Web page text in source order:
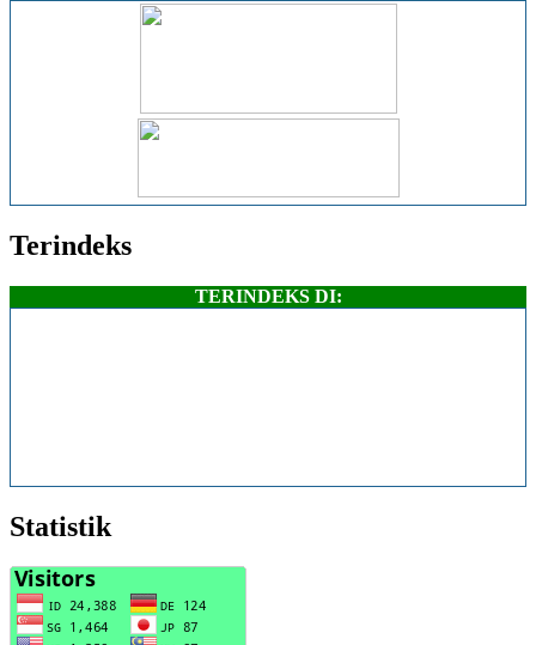
Terindeks
TERINDEKS DI:
Statistik